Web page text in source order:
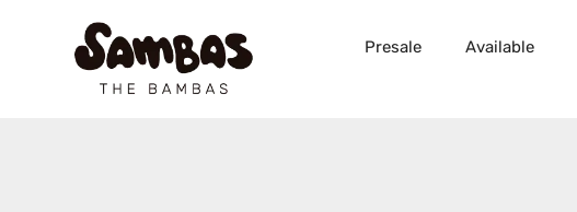
Presale Available